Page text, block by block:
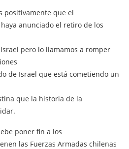
positivamente que el
anunciado el retiro de los
pero lo llamamos a romper
de Israel que está cometiendo un
que la historia de la
poner fin a los
las Fuerzas Armadas chilenas